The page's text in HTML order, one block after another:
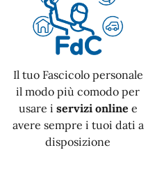
Il tuo Fascicolo personale
il modo più comodo per
usare i servizi online e
avere sempre i tuoi dati a
disposizione